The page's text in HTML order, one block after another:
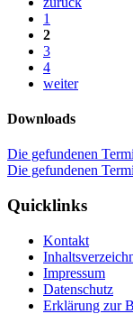
1
2
3
4
weiter
Downloads
Die gefundenen
Die gefundenen
Quicklinks
Kontakt
Impressum
Datenschutz
Erklärung zur